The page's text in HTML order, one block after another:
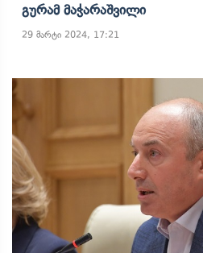
Გურამ Მაჭარაშვილი
29 მარტი 2024, 17:21